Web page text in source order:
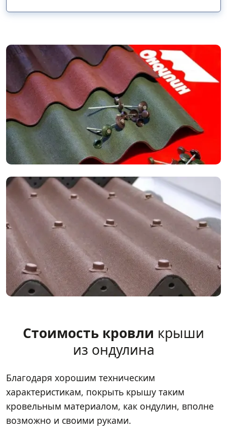
Стоимость кровли крыши
из ондулина
Благодаря хорошим техническим
характеристикам, покрыть крышу таким
кровельным материалом, как ондулин, вполне
возможно и своими руками.